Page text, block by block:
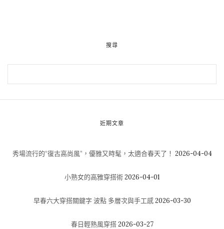
搜尋
近期文章
秀場流行的“復古高尚風”，優雅又時髦，太適合春天了！ 2026-04-04
小熟女的高雅穿搭術 2026-04-01
早春六大穿搭關鍵字 波點 多層次與手工感 2026-03-30
春日輕熟風穿搭 2026-03-27